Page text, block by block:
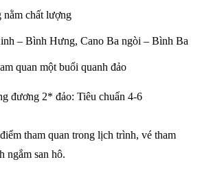
nằm chất lượng
– Bình Hưng, Cano Ba ngòi – Bình Ba
quan một buổi quanh đảo
đương 2* đảo: Tiêu chuẩn 4-6
tham quan trong lịch trình, vé tham
ngắm san hô.